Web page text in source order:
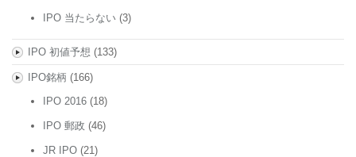
IPO 当たらない (3)
IPO 初値予想 (133)
IPO銘柄 (166)
IPO 2016 (18)
IPO 郵政 (46)
JR IPO (21)